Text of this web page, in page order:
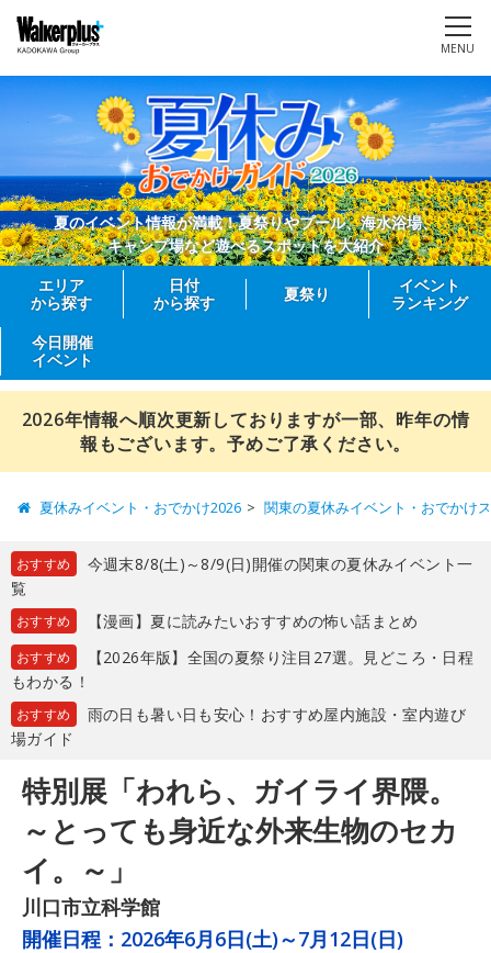
MENU
夏のイベント情報が満載！夏祭りやプール、海水浴場、
キャンプ場など遊べるスポットを大紹介
エリア
から探す
日付
から探す
夏祭り
イベント
ランキング
今日開催
イベント
2026年情報へ順次更新しておりますが一部、昨年の情
報もございます。予めご了承ください。
夏休みイベント・おでかけ2026 関東の夏休みイベント・おでかけ
おすすめ
今週末8/8(土)～8/9(日)開催の関東の夏休みイベント一
覧
おすすめ 【漫画】夏に読みたいおすすめの怖い話まとめ
おすすめ
【2026年版】全国の夏祭り注目27選。見どころ・日程
もわかる！
おすすめ
雨の日も暑い日も安心！おすすめ屋内施設・室内遊び
場ガイド
特別展「われら、ガイライ界隈。
～とっても身近な外来生物のセカ
イ。～」
川口市立科学館
開催日程： 2026年6月6日(土)～7月12日(日)